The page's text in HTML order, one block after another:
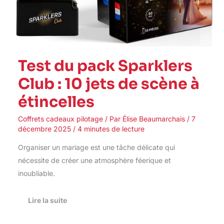
Test du pack Sparklers
Club : 10 jets de scène à
étincelles
Coffrets cadeaux pilotage/ Par Élise Beaumarchais / 7
décembre 2025 / 4 minutes de lecture
Organiser un mariage est une tâche délicate qui
nécessite de créer une atmosphère féerique et
inoubliable.
Lire la suite